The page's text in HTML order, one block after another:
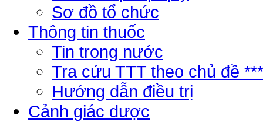
Sơ đồ tổ chức
Thông tin thuốc
Tin trong nước
Tra cứu TTT theo chủ đề ***
Hướng dẫn điều trị
Cảnh giác dược